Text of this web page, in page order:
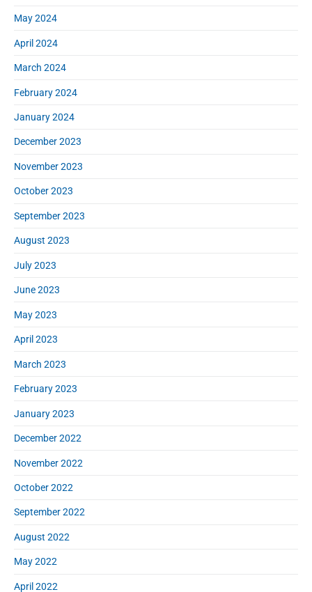
May 2024
April 2024
March 2024
February 2024
January 2024
December 2023
November 2023
October 2023
September 2023
August 2023
July 2023
June 2023
May 2023
April 2023
March 2023
February 2023
January 2023
December 2022
November 2022
October 2022
September 2022
August 2022
May 2022
April 2022